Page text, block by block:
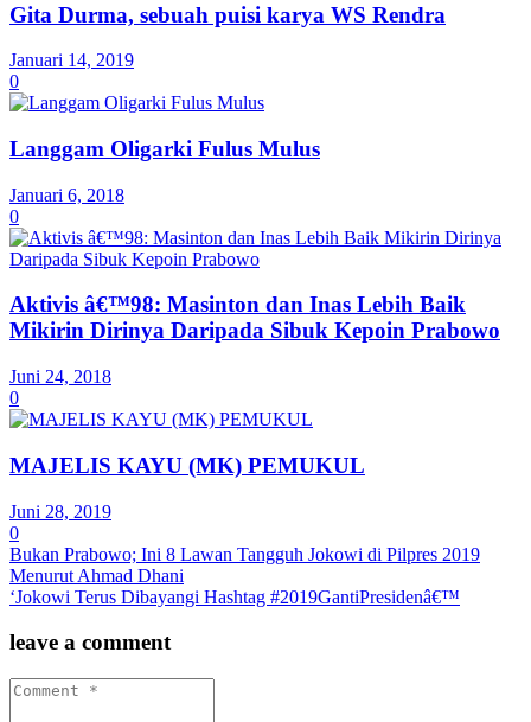
Gita Durma, sebuah puisi karya WS Rendra
Januari 14, 2019
0
Langgam Oligarki Fulus Mulus
Januari 6, 2018
0
Aktivis â€™98: Masinton dan Inas Lebih Baik
Mikirin Dirinya Daripada Sibuk Kepoin Prabowo
Juni 24, 2018
0
MAJELIS KAYU (MK) PEMUKUL
Juni 28, 2019
0
Bukan Prabowo; Ini 8 Lawan Tangguh Jokowi di Pilpres 2019
Menurut Ahmad Dhani
‘Jokowi Terus Dibayangi Hashtag #2019GantiPresidenâ€™
leave a comment